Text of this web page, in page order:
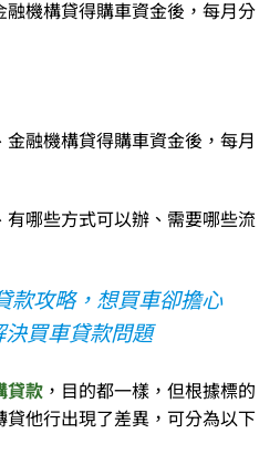
融機構貸得購車資金後，每月分
金融機構貸得購車資金後，每月
哪些方式可以辦、需要哪些流
款攻略，想買車卻擔心
買車貸款問題
貸款 ，目的都一樣，但根據標的
他行出現了差異，可分為以下